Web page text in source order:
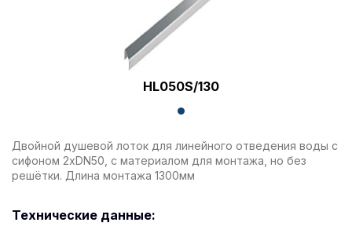
HL050S/130
Двойной душевой лоток для линейного отведения воды с
сифоном 2xDN50, с материалом для монтажа, но без
решётки. Длина монтажа 1300мм
Технические данные: